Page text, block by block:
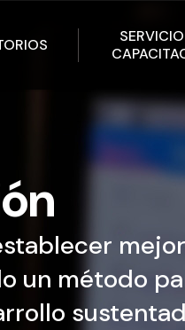
un método